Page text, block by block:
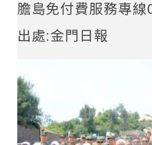
膽島免付費服務專線
出處:金門日報